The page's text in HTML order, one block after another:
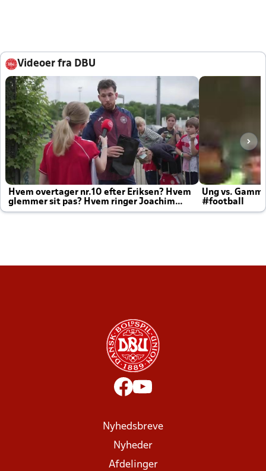
Videoer fra DBU
Hvem overtager nr.10 efter Eriksen? Hvem
glemmer sit pas? Hvem ringer Joachim
altid til efter kampe?
Ung vs.
#football
Nyhedsbreve
Nyheder
Afdelinger